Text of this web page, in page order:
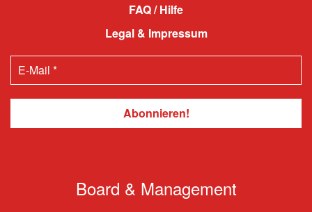
FAQ / Hilfe
Legal & Impressum
Board & Management